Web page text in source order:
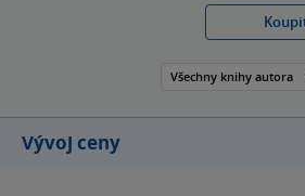
Všechny knihy autora
Vývoj ceny